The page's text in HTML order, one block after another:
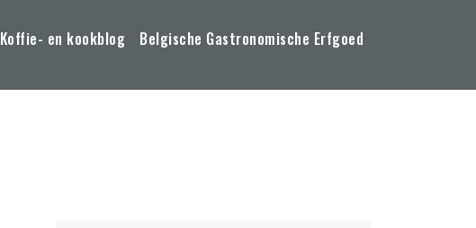
Koffie- en kookblog Belgische Gastronomische Erfgoed